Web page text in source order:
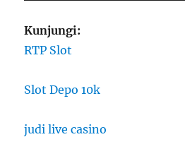
Kunjungi:
RTP Slot
Slot Depo 10k
judi live casino